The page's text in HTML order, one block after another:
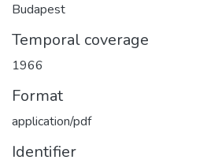
Budapest
Temporal coverage
1966
Format
application/pdf
Identifier